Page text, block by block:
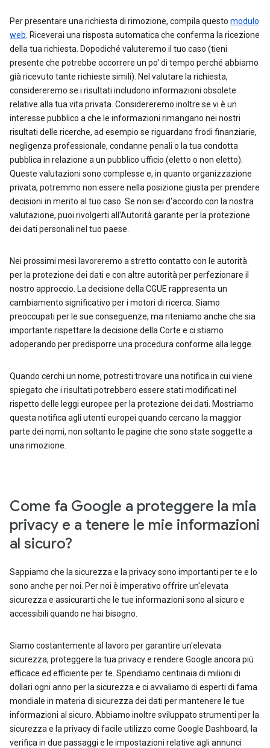
Per presentare una richiesta di rimozione, compila questo modulo
web . Riceverai una risposta automatica che conferma la ricezione
della tua richiesta. Dopodiché valuteremo il tuo caso (tieni
presente che potrebbe occorrere un po' di tempo perché abbiamo
già ricevuto tante richieste simili). Nel valutare la richiesta,
considereremo se i risultati includono informazioni obsolete
relative alla tua vita privata. Considereremo inoltre se vi è un
interesse pubblico a che le informazioni rimangano nei nostri
risultati delle ricerche, ad esempio se riguardano frodi finanziarie,
negligenza professionale, condanne penali o la tua condotta
pubblica in relazione a un pubblico ufficio (eletto o non eletto).
Queste valutazioni sono complesse e, in quanto organizzazione
privata, potremmo non essere nella posizione giusta per prendere
decisioni in merito al tuo caso. Se non sei d'accordo con la nostra
valutazione, puoi rivolgerti all'Autorità garante per la protezione
dei dati personali nel tuo paese.
Nei prossimi mesi lavoreremo a stretto contatto con le autorità
per la protezione dei dati e con altre autorità per perfezionare il
nostro approccio. La decisione della CGUE rappresenta un
cambiamento significativo per i motori di ricerca. Siamo
preoccupati per le sue conseguenze, ma riteniamo anche che sia
importante rispettare la decisione della Corte e ci stiamo
adoperando per predisporre una procedura conforme alla legge.
Quando cerchi un nome, potresti trovare una notifica in cui viene
spiegato che i risultati potrebbero essere stati modificati nel
rispetto delle leggi europee per la protezione dei dati. Mostriamo
questa notifica agli utenti europei quando cercano la maggior
parte dei nomi, non soltanto le pagine che sono state soggette a
una rimozione.
Come fa Google a proteggere la mia
privacy e a tenere le mie informazioni
al sicuro?
Sappiamo che la sicurezza e la privacy sono importanti per te e lo
sono anche per noi. Per noi è imperativo offrire un'elevata
sicurezza e assicurarti che le tue informazioni sono al sicuro e
accessibili quando ne hai bisogno.
Siamo costantemente al lavoro per garantire un'elevata
sicurezza, proteggere la tua privacy e rendere Google ancora più
efficace ed efficiente per te. Spendiamo centinaia di milioni di
dollari ogni anno per la sicurezza e ci avvaliamo di esperti di fama
mondiale in materia di sicurezza dei dati per mantenere le tue
informazioni al sicuro. Abbiamo inoltre sviluppato strumenti per la
sicurezza e la privacy di facile utilizzo come Google Dashboard, la
verifica in due passaggi e le impostazioni relative agli annunci